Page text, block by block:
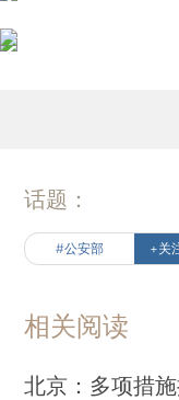
话题：
#公安部 +关
相关阅读
北京：多项措